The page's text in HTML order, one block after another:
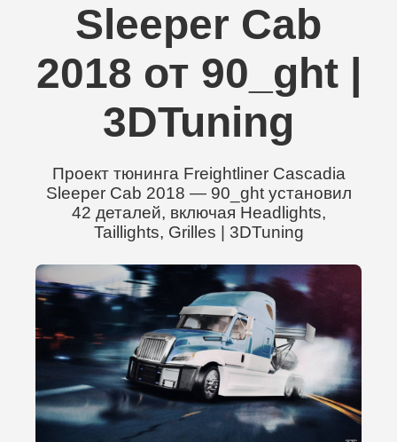
Sleeper Cab
2018 от 90_ght |
3DTuning
Проект тюнинга Freightliner Cascadia
Sleeper Cab 2018 — 90_ght установил
42 деталей, включая Headlights,
Taillights, Grilles | 3DTuning